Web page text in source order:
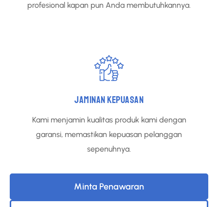
profesional kapan pun Anda membutuhkannya.
JAMINAN KEPUASAN
Kami menjamin kualitas produk kami dengan
garansi, memastikan kepuasan pelanggan
sepenuhnya.
Minta Penawaran